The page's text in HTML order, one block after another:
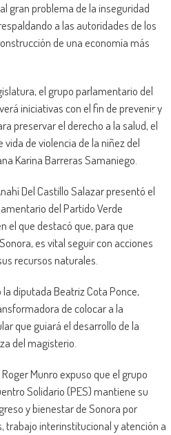
gran problema de la inseguridad
a las autoridades de los
de una economía más
el grupo parlamentario del
iniciativas con el fin de prevenir y
preservar el derecho a la salud, el
de violencia de la niñez del
Karina Barreras Samaniego.
Del Castillo Salazar presentó el
del Partido Verde
el que destacó que, para que
es vital seguir con acciones
recursos naturales.
diputada Beatriz Cota Ponce,
de colocar a la
que guiará el desarrollo de la
del magisterio.
Munro expuso que el grupo
Solidario (PES) mantiene su
y bienestar de Sonora por
trabajo interinstitucional y atención a